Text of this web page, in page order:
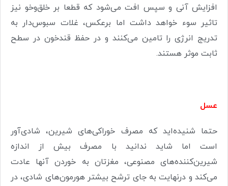
افزایش آنی و سپس افت می‌شود که قطعا بر خلق‌وخو نیز
تاثیر سوء خواهد داشت اما برعکس، غلات سبوس‌دار به
تدریج انرژی را تامین می‌کنند و در حفظ قندخون در سطح
ثابت موثر هستند.
عسل
حتما شنیده‌اید که مصرف خوراکی‌های شیرین، شادی‌آور
است اما شاید ندانید با مصرف بیش از اندازه
شیرین‌کننده‌های مصنوعی، مغزتان به خوردن آنها عادت
می‌کند و درنهایت به جای ترشح بیشتر هورمون‌های شادی، در